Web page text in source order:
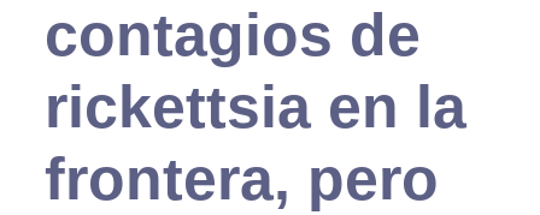
contagios de
rickettsia en la
frontera, pero